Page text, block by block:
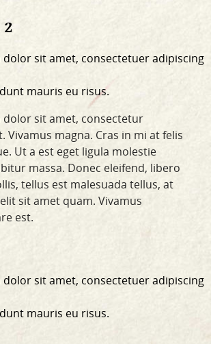
dolor sit amet, consectetuer adipiscing
mauris eu risus.
dolor sit amet, consectetur
Vivamus magna. Cras in mi at felis
Ut a est eget ligula molestie
massa. Donec eleifend, libero
tellus est malesuada tellus, at
sit amet quam. Vivamus
est.
dolor sit amet, consectetuer adipiscing
mauris eu risus.